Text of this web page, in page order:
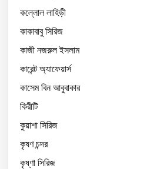
কল্লোল লাহিড়ী
কাকাবাবু সিরিজ
কাজী নজরুল ইসলাম
কারেন্ট অ্যাফেয়ার্স
কাসেম বিন আবুবাকার
কিরীটি
কুয়াশা সিরিজ
কৃষণ চন্দর
কৃষ্ণা সিরিজ